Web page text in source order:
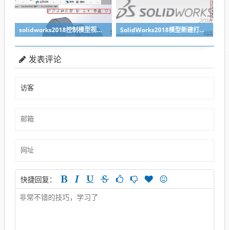
solidworks2018控制模型视图操作教程 SolidWorks2018模型新建打开保存操作教程
发表评论
快捷回复：